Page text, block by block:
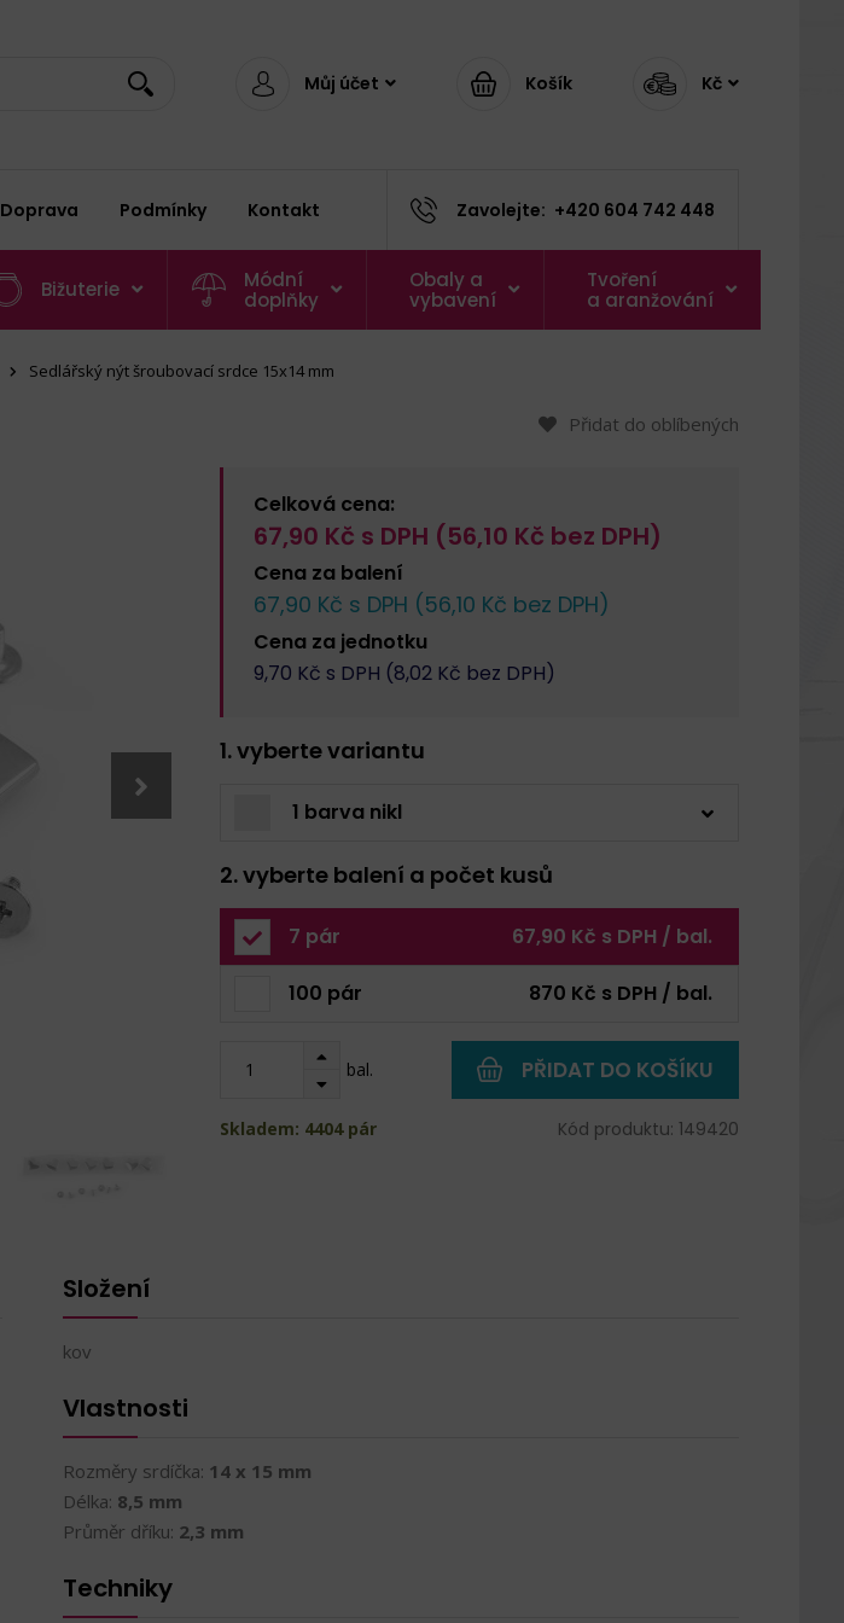
Můj účet Košík Kč
Doprava Podmínky Kontakt Zavolejte: +420 604 742 448
Bižuterie
Módní
doplňky
Obaly a
vybavení
Tvoření
a aranžování
Sedlářský nýt šroubovací srdce 15x14 mm
Přidat do oblíbených
Celková cena:
67,90 Kč s DPH (56,10 Kč bez DPH)
Cena za balení
67,90 Kč s DPH (56,10 Kč bez DPH)
Cena za jednotku
9,70 Kč s DPH (8,02 Kč bez DPH)
1. vyberte variantu
1 barva nikl
2. vyberte balení a počet kusů
7 pár 67,90 Kč s DPH / bal.
100 pár 870 Kč s DPH / bal.
bal. PŘIDAT DO KOŠÍKU
Skladem: 4404 pár Kód produktu: 149420
Složení
kov
Vlastnosti
Rozměry srdíčka: 14 x 15 mm
Délka: 8,5 mm
Průměr dříku: 2,3 mm
Techniky